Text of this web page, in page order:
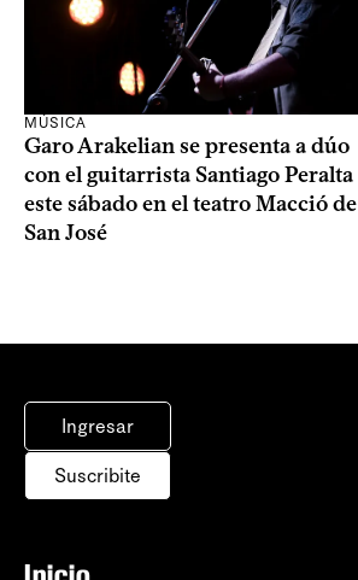
MÚSICA
Garo Arakelian se presenta a dúo
con el guitarrista Santiago Peralta
este sábado en el teatro Macció de
San José
Ingresar
Suscribite